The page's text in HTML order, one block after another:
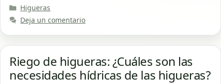
Categorías
Higueras
Deja un comentario
Riego de higueras: ¿Cuáles son las
necesidades hídricas de las higueras?